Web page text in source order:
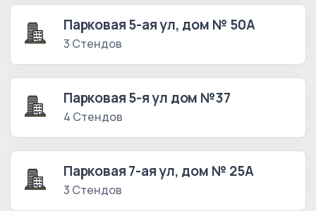
Парковая 5-ая ул, дом № 50А
3 Стендов
Парковая 5-я ул дом №37
4 Стендов
Парковая 7-ая ул, дом № 25А
3 Стендов